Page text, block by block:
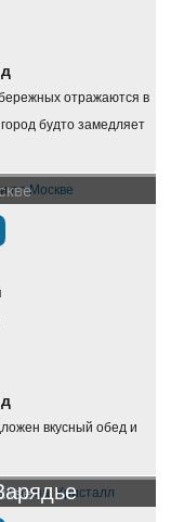
отражаются в
будто замедляет
вкусный обед и